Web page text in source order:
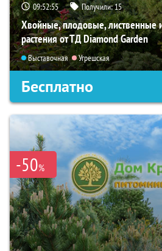
09:52:54 Получили:15
Хвойные, плодовые, лиственные
растения от ТД Diamond Garden
Выставочная Угрешская
Бесплатно
-50%